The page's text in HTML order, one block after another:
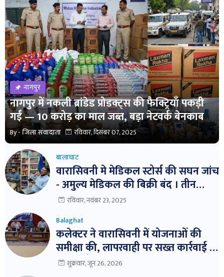
नागपुर
नागपुर में नकली ब्रांडेड प्रोडक्ट्स की फैक्ट्रियाँ पकड़ी
गईं — 10 करोड़ का माल जब्त, बड़ा नेटवर्क बेनकाब
By - जिला संवादाता रविवार, दिसंबर 07, 2025
बालाघाट
वारासिवनी मे मेडिकल स्टोर्स की सघन जांच
- अमुल्य मेडिकल की बिक्री बंद । तीन
दवाईयो के नमुने जांच हेतु भेजे ।
रविवार, नवंबर 23, 2025
Balaghat
कलेक्टर ने वारासिवनी में योजनाओं की
समीक्षा की, लापरवाही पर सख्त कार्रवाई के
निर्देश। बैठक में विभागवार समीक्षा,
शुक्रवार, जून 26, 2026